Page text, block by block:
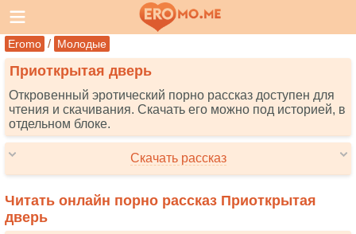
Eromo / Молодые
Приоткрытая дверь
Откровенный эротический порно рассказ доступен для
чтения и скачивания. Скачать его можно под историей, в
отдельном блоке.
Скачать рассказ
Читать онлайн порно рассказ Приоткрытая
дверь